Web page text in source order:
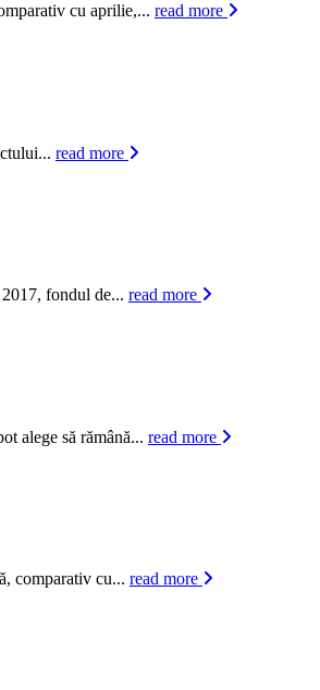
cu aprilie,... read more
read more
fondul de... read more
alege să rămână... read more
comparativ cu... read more